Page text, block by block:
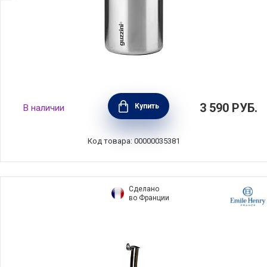
Бутылка для масла или уксуса Preparation
500 мл, нержавеющая сталь, Guzzini,
Италия, 11720110
В наличии Купить 3 590 РУБ.
Код товара: 00000035381
Сделано
во Франции